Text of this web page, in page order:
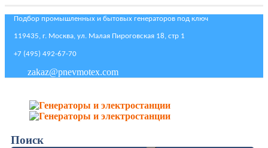
Подбор промышленных и бытовых генераторов под ключ
119435, г. Москва, ул. Малая Пироговская 18, стр 1
+7 (495) 492-67-70
zakaz@pnevmotex.com
Поиск